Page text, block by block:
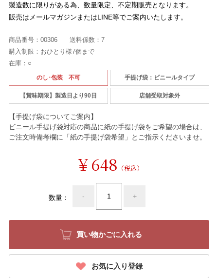
製造数に限りがある為、数量限定、不定期販売となります。
販売はメールマガジンまたはLINE等でご案内いたします。
商品番号： 00306 送料係数： 7
購入制限： おひとり様7個まで
在庫： ○
のし･包装 不可 手提げ袋：ビニールタイプ
【賞味期限】製造日より90日 店舗受取対象外
【手提げ袋についてご案内】
ビニール手提げ袋対応の商品に紙の手提げ袋をご希望の場合は、
ご注文時備考欄に「紙の手提げ袋希望」とご指示くださいませ。
￥648 （税込）
数量： - +
お気に入り登録